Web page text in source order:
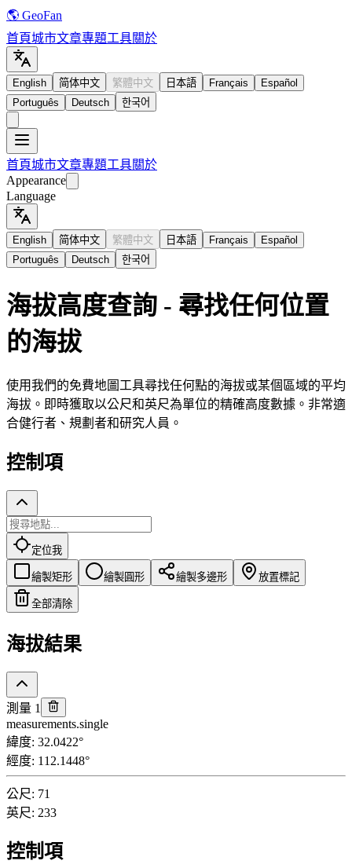
🌎 GeoFan
首頁城市文章專題工具關於
English 简体中文 繁體中文 日本語 Français
Español
Português
Deutsch 한국어
首頁城市文章專題工具關於
Appearance
Language
English 简体中文 繁體中文 日本語 Français
Español
Português
Deutsch 한국어
海拔高度查詢 - 尋找任何位置
的海拔
使用我們的免費地圖工具尋找任何點的海拔或某個區域的平均
海拔。即時獲取以公尺和英尺為單位的精確高度數據。非常適
合健行者、規劃者和研究人員。
控制項
定位我
繪製矩形 繪製圓形 繪製多邊形 放置標記
全部清除
海拔結果
測量 1
measurements.single
緯度: 32.0422°
經度: 112.1448°
公尺: 71
英尺: 233
控制項